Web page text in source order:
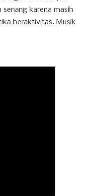
senang karena masih
beraktivitas. Musik